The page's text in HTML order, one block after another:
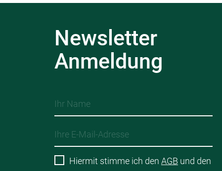
Newsletter
Anmeldung
Hiermit stimme ich den AGB und den